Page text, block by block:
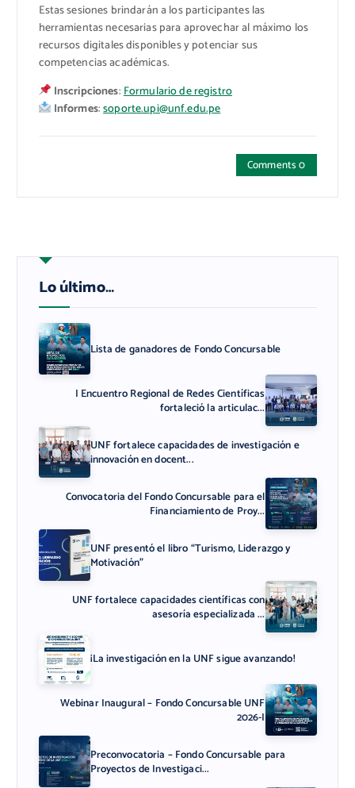
Estas sesiones brindarán a los participantes las
herramientas necesarias para aprovechar al máximo los
recursos digitales disponibles y potenciar sus
competencias académicas.
Inscripciones:Formulario de registro
Informes:soporte.upi@unf.edu.pe
Comments 0
Lo último…
Lista de ganadores de Fondo Concursable
I Encuentro Regional de Redes Científicas
fortaleció la articulac...
UNF fortalece capacidades de investigación e
innovación en docent...
Convocatoria del Fondo Concursable para el
Financiamiento de Proy...
UNF presentó el libro “Turismo, Liderazgo y
Motivación”
UNF fortalece capacidades científicas con
asesoría especializada ...
¡La investigación en la UNF sigue avanzando!
Webinar Inaugural – Fondo Concursable UNF
2026-I
Preconvocatoria – Fondo Concursable para
Proyectos de Investigaci...